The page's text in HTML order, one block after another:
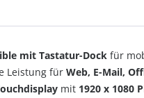
mit Tastatur-Dock für
Leistung für Web, E-Mail,
mit 1920 x 1080